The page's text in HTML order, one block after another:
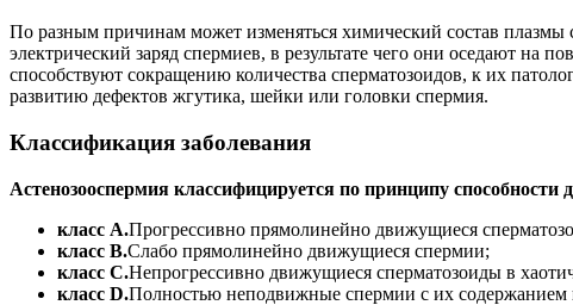
По разным причинам может изменяться химический состав плазмы
электрический заряд спермиев, в результате чего они оседают
способствуют сокращению количества сперматозоидов, к их
развитию дефектов жгутика, шейки или головки спермия.
Классификация заболевания
Астенозооспермия классифицируется по принципу способности
класс А.Прогрессивно прямолинейно движущиеся
класс В.Слабо прямолинейно движущиеся спермии;
класс С.Непрогрессивно движущиеся сперматозоиды в
класс D.Полностью неподвижные спермии с их содержанием